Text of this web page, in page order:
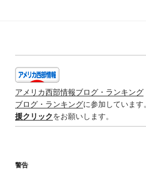
アメリカ西部情報ブログ・ランキング
ブログ・ランキングに参加していま
援クリック をお願いします。
警告